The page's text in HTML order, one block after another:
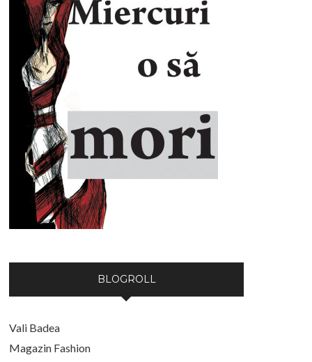
BLOGROLL
Vali Badea
Magazin Fashion